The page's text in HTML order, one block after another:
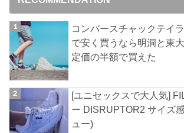
コンバースチャックテイ
で安く買うなら明洞と東
定価の半額で買えた
[ユニセックスで大人気]
ー DISRUPTOR2 サイズ
ュー)